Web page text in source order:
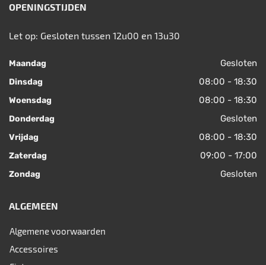
OPENINGSTIJDEN
Let op: Gesloten tussen 12u00 en 13u30
Maandag Gesloten
Dinsdag 08:00 - 18:30
Woensdag 08:00 - 18:30
Donderdag Gesloten
Vrijdag 08:00 - 18:30
Zaterdag 09:00 - 17:00
Zondag Gesloten
ALGEMEEN
Algemene voorwaarden
Accessoires